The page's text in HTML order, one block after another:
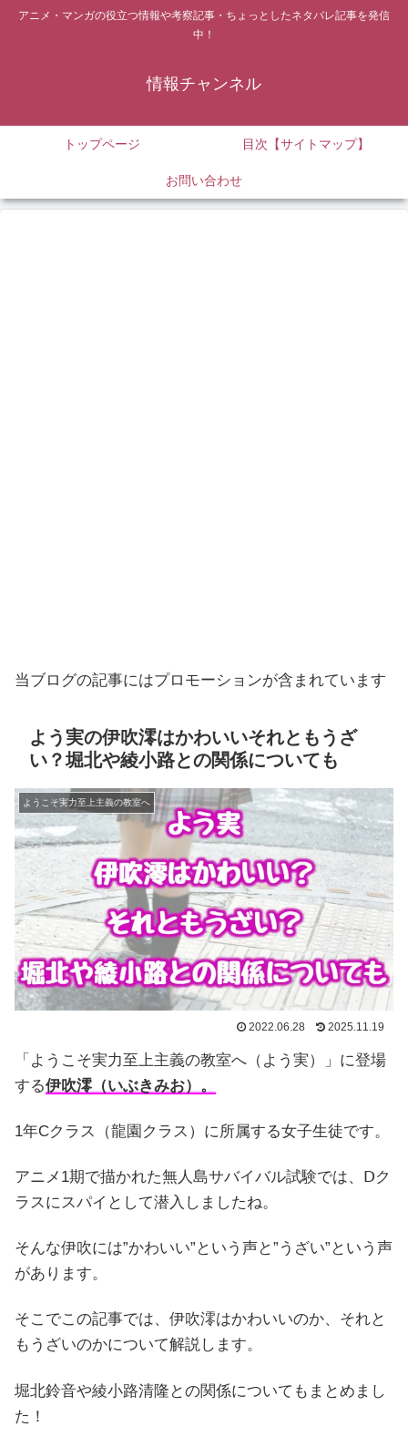
アニメ・マンガの役立つ情報や考察記事・ちょっとしたネタバレ記事を発信
中！
情報チャンネル
トップページ 目次【サイトマップ】
お問い合わせ
当ブログの記事にはプロモーションが含まれています
よう実の伊吹澪はかわいいそれともうざ
い？堀北や綾小路との関係についても
ようこそ実力至上主義の教室へ
2022.06.28 2025.11.19
「ようこそ実力至上主義の教室へ（よう実）」に登場
する伊吹澪（いぶきみお）。
1年Cクラス（龍園クラス）に所属する女子生徒です。
アニメ1期で描かれた無人島サバイバル試験では、Ⅾク
ラスにスパイとして潜入しましたね。
そんな伊吹には”かわいい”という声と”うざい”という声
があります。
そこでこの記事では、伊吹澪はかわいいのか、それと
もうざいのかについて解説します。
堀北鈴音や綾小路清隆との関係についてもまとめまし
た！